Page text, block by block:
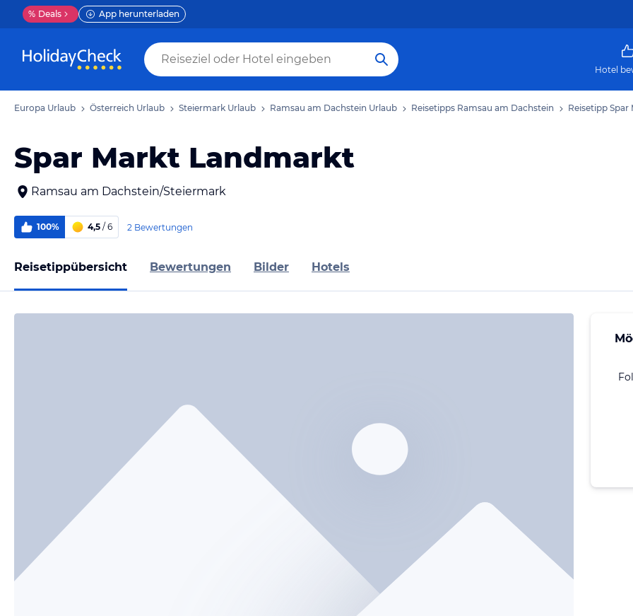
% Deals App herunterladen
Hotel
Europa Urlaub Österreich Urlaub Steiermark Urlaub Ramsau am Dachstein Urlaub Reisetipps Ramsau am Dachstein Reisetipp
Spar Markt Landmarkt
Ramsau am Dachstein/Steiermark
100% 4,5 / 6 2 Bewertungen
Reisetippübersicht Bewertungen Bilder Hotels